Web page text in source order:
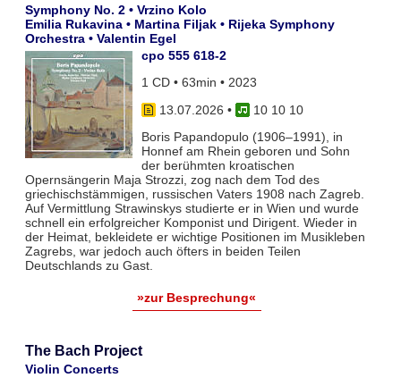
Symphony No. 2 • Vrzino Kolo
Emilia Rukavina • Martina Filjak • Rijeka Symphony
Orchestra • Valentin Egel
cpo 555 618-2
1 CD • 63min • 2023
13.07.2026 •
10 10 10
Boris Papandopulo (1906–1991), in
Honnef am Rhein geboren und Sohn
der berühmten kroatischen
Opernsängerin Maja Strozzi, zog nach dem Tod des
griechischstämmigen, russischen Vaters 1908 nach Zagreb.
Auf Vermittlung Strawinskys studierte er in Wien und wurde
schnell ein erfolgreicher Komponist und Dirigent. Wieder in
der Heimat, bekleidete er wichtige Positionen im Musikleben
Zagrebs, war jedoch auch öfters in beiden Teilen
Deutschlands zu Gast.
»zur Besprechung«
The Bach Project
Violin Concerts